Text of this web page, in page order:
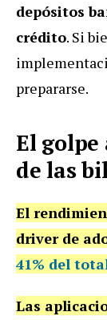
depósitos
crédito. Si
prepararse.
El
de las
El
driver de
41% del
Las